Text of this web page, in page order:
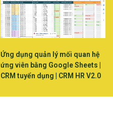
Ứng dụng quản lý mối quan hệ
ứng viên bằng Google Sheets |
CRM tuyển dụng | CRM HR V2.0